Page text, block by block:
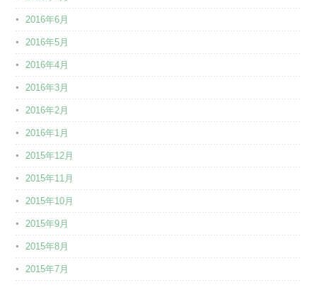
2016年6月
2016年5月
2016年4月
2016年3月
2016年2月
2016年1月
2015年12月
2015年11月
2015年10月
2015年9月
2015年8月
2015年7月